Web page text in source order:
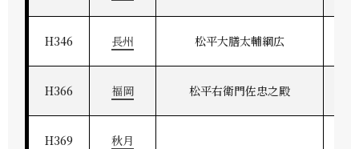
H346 長州 松平大膳太輔綱広
H366 福岡 松平右衛門佐忠之殿
H369 秋月